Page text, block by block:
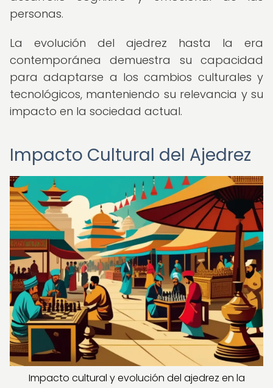
personas.
La evolución del ajedrez hasta la era
contemporánea demuestra su capacidad
para adaptarse a los cambios culturales y
tecnológicos, manteniendo su relevancia y su
impacto en la sociedad actual.
Impacto Cultural del Ajedrez
Impacto cultural y evolución del ajedrez en la